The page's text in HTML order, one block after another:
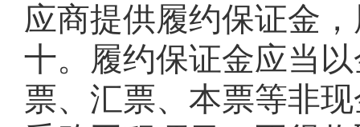
应商提供履约保证金
十。履约保证金应当
票、汇票、本票等非